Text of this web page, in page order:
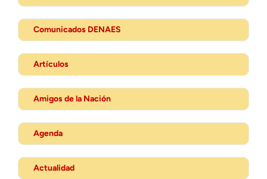
Comunicados DENAES
Artículos
Amigos de la Nación
Agenda
Actualidad